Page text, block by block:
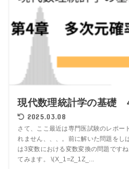
現代数理統計学の基
2025.03.08
さて、ここ最近は専門医試験のレポー
れません、、、。前に解いた問題をし
は3変数における変数変換の問題です
てみます。 \(X_1=Z_1Z_...